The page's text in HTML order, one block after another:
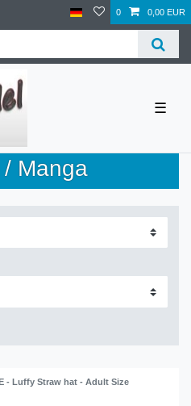
0 0,00 EUR
☰
Manga
- Luffy Straw hat - Adult Size